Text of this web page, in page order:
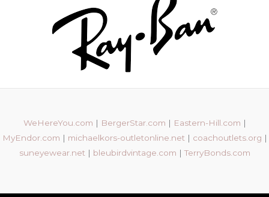
WeHereYou.com | BergerStar.com | Eastern-Hill.com |
MyEndor.com | michaelkors-outletonline.net | coachoutlets.org |
suneyewear.net | bleubirdvintage.com |TerryBonds.com